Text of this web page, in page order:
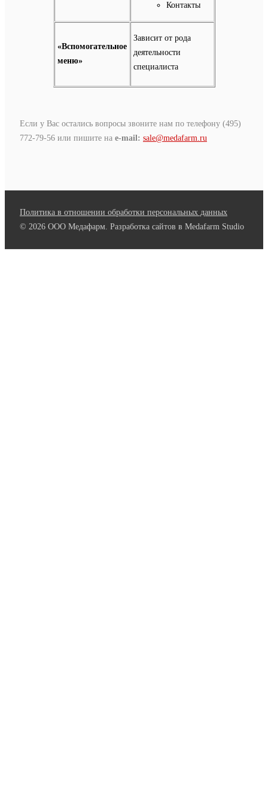
Контакты
«Вспомогательное
меню»
Зависит от рода
деятельности
специалиста
Если у Вас остались вопросы звоните нам по телефону (495)
772-79-56 или пишите на e-mail: sale@medafarm.ru
Политика в отношении обработки персональных данных
© 2026 ООО Медафарм. Разработка сайтов в Medafarm Studio